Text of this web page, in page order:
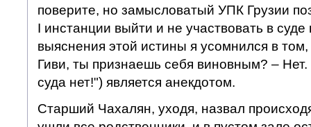
поверите, но замысловатый УПК Грузии
I инстанции выйти и не участвовать в
выяснения этой истины я усомнился в
Гиви, ты признаешь себя виновным? –
суда нет!") является анекдотом.
Старший Чахалян, уходя, назвал